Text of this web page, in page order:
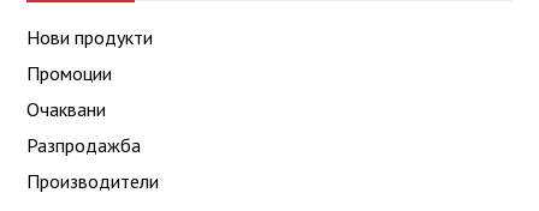
Нови продукти
Промоции
Очаквани
Разпродажба
Производители